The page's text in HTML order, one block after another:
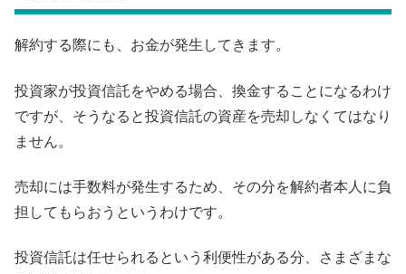
解約する際にも、お金が発生してきます。
投資家が投資信託をやめる場合、換金することになるわけ
ですが、そうなると投資信託の資産を売却しなくてはなり
ません。
売却には手数料が発生するため、その分を解約者本人に負
担してもらおうというわけです。
投資信託は任せられるという利便性がある分、さまざまな